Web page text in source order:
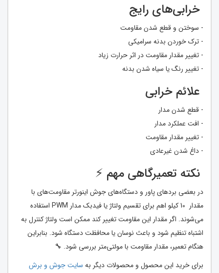
خرابی‌های رایج
- سوختن و قطع شدن مقاومت
- ترک خوردن بدنه سرامیکی
- تغییر مقدار مقاومت در اثر حرارت زیاد
- تغییر رنگ یا سیاه شدن بدنه
علائم خرابی
- قطع شدن مدار
- افت عملکرد مدار
- تغییر مقدار مقاومت
- داغ شدن غیرعادی
نکته تعمیرگاهی مهم ⚡
در بعضی بردهای پاور و دستگاه‌های جوش اینورتر مقاومت‌های با
مقدار 10 کیلو اهم برای تقسیم ولتاژ یا فیدبک مدار PWM استفاده
می‌شوند. اگر مقدار این مقاومت تغییر کند ممکن است ولتاژ کنترل به
اشتباه تنظیم شود و باعث نوسان یا محافظت دستگاه شود. بنابراین
هنگام تعمیر، مقدار مقاومت با مولتی‌متر بررسی شود. 🔧
برای خرید این محصول و محصولات دیگر به سایت جوش و برش